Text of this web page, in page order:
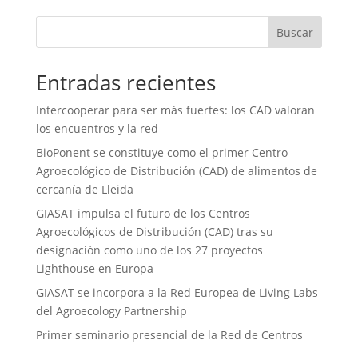
Buscar
Entradas recientes
Intercooperar para ser más fuertes: los CAD valoran
los encuentros y la red
BioPonent se constituye como el primer Centro
Agroecológico de Distribución (CAD) de alimentos de
cercanía de Lleida
GIASAT impulsa el futuro de los Centros
Agroecológicos de Distribución (CAD) tras su
designación como uno de los 27 proyectos
Lighthouse en Europa
GIASAT se incorpora a la Red Europea de Living Labs
del Agroecology Partnership
Primer seminario presencial de la Red de Centros